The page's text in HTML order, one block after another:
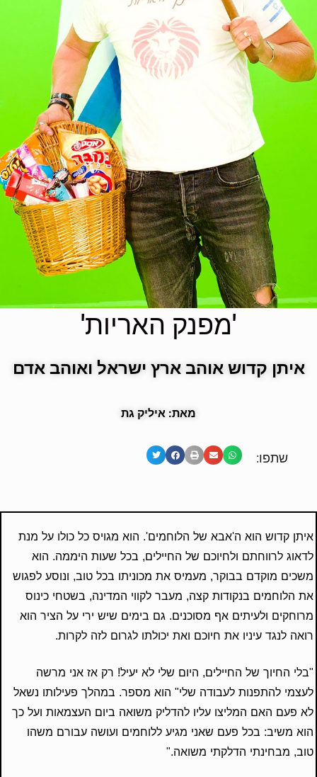
'מפנק האריות'
איתן קדוש אוהב ארץ ישראל ואוהב אדם
מאת: איליק גת
שתפו:
איתן קדוש הוא ה'אבא של הלוחמים'. הוא מגויס כל כולו על מנת
לדאוג לרווחתם ולחיוכם של החיילים, בכל שעות היממה. הוא
משכים מוקדם בבוקר, מעמיס את מכוניתו בכל טוב, ונוסע לפגוש
את הלוחמים בנקודות קצה, מעבר לקווי המדינה, בשטחי כינוס
מרוחקים ולעיתים אף מסוכנים. גם בימים שיש ירי על הציר הוא
רואה לנגד עיניו את חיוכם ואת יכולתו לגרום לזה לקרות.
"בלי החיוך של החיילים, היום שלי לא יעיל! רק אז אני מרשה
לעצמי להתפנות לעבודה שלי" הוא מספר. במהלך פעילותו נשאל
לא פעם האם המליצו עליו להדליק משואה ביום העצמאות ועל כך
הוא משיב: בכל פעם שאני מגיע ללוחמים ועושה עבורם משהו
טוב, מבחינתי הדלקתי משואה."